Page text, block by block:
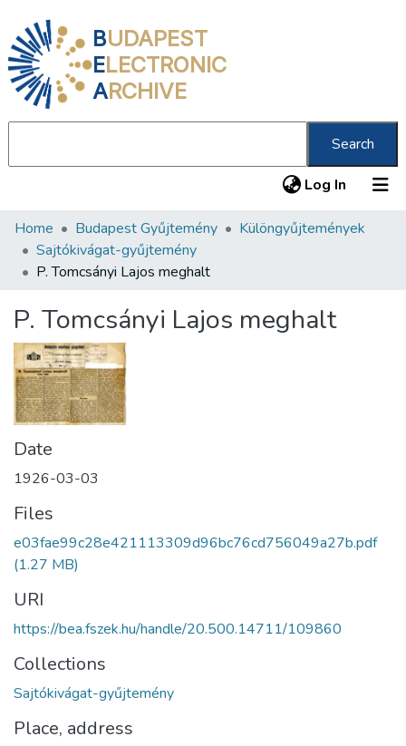
BUDAPEST
ELECTRONIC
ARCHIVE
Search
Log In (current)
Communities & Collections
All of DSpace
About us
Home Budapest Gyűjtemény
Különgyűjtemények
Sajtókivágat-gyűjtemény
P. Tomcsányi Lajos meghalt
P. Tomcsányi Lajos meghalt
Date
1926-03-03
Files
e03fae99c28e421113309d96bc76cd756049a27b.pdf
(1.27 MB)
URI
https://bea.fszek.hu/handle/20.500.14711/109860
Collections
Sajtókivágat-gyűjtemény
Place, address